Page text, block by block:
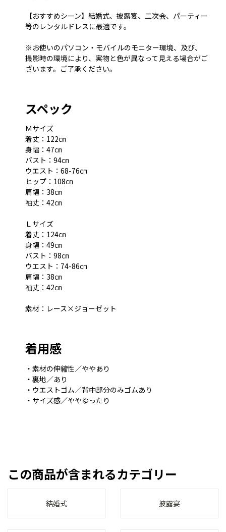
【おすすめシーン】結婚式、披露宴、二次会、パーティー
等のレンタルドレスに最適です。
※お使いのパソコン・モバイルのモニター環境、及び、
撮影時の環境により、実物と色が異なって見える場合がご
ざいます。ご了承ください。
スペック
Ｍサイズ
着丈：122㎝
身幅：47㎝
バスト：94㎝
ウエスト：68-76㎝
ヒップ：108㎝
肩幅：38㎝
袖丈：42㎝
Ｌサイズ
着丈：124㎝
身幅：49㎝
バスト：98㎝
ウエスト：74-86㎝
肩幅：38㎝
袖丈：42㎝
素材：レース×ジョーゼット
着用感
・素材の伸縮性／ややあり
・裏地／あり
・ウエストゴム／背中部分のみゴムあり
・サイズ感／ややゆったり
この商品が含まれるカテゴリー
結婚式 披露宴